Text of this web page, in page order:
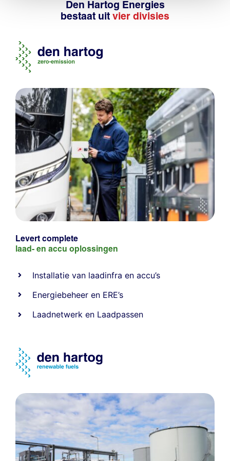
Den Hartog Energies
bestaat uit vier divisies
Levert complete
laad- en accu oplossingen
Installatie van laadinfra en accu’s
Energiebeheer en ERE’s
Laadnetwerk en Laadpassen